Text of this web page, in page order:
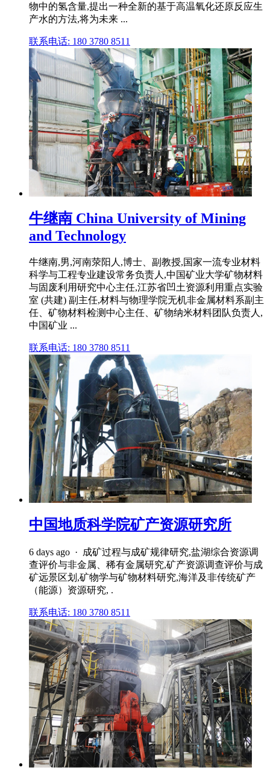
物中的氢含量,提出一种全新的基于高温氧化还原反应生
产水的方法,将为未来 ...
联系电话: 180 3780 8511
牛继南 China University of Mining
and Technology
牛继南,男,河南荥阳人,博士、副教授,国家一流专业材料
科学与工程专业建设常务负责人,中国矿业大学矿物材料
与固废利用研究中心主任,江苏省凹土资源利用重点实验
室 (共建) 副主任,材料与物理学院无机非金属材料系副主
任、矿物材料检测中心主任、矿物纳米材料团队负责人,
中国矿业 ...
联系电话: 180 3780 8511
中国地质科学院矿产资源研究所
6 days ago · 成矿过程与成矿规律研究,盐湖综合资源调
查评价与非金属、稀有金属研究,矿产资源调查评价与成
矿远景区划,矿物学与矿物材料研究,海洋及非传统矿产
（能源）资源研究, .
联系电话: 180 3780 8511